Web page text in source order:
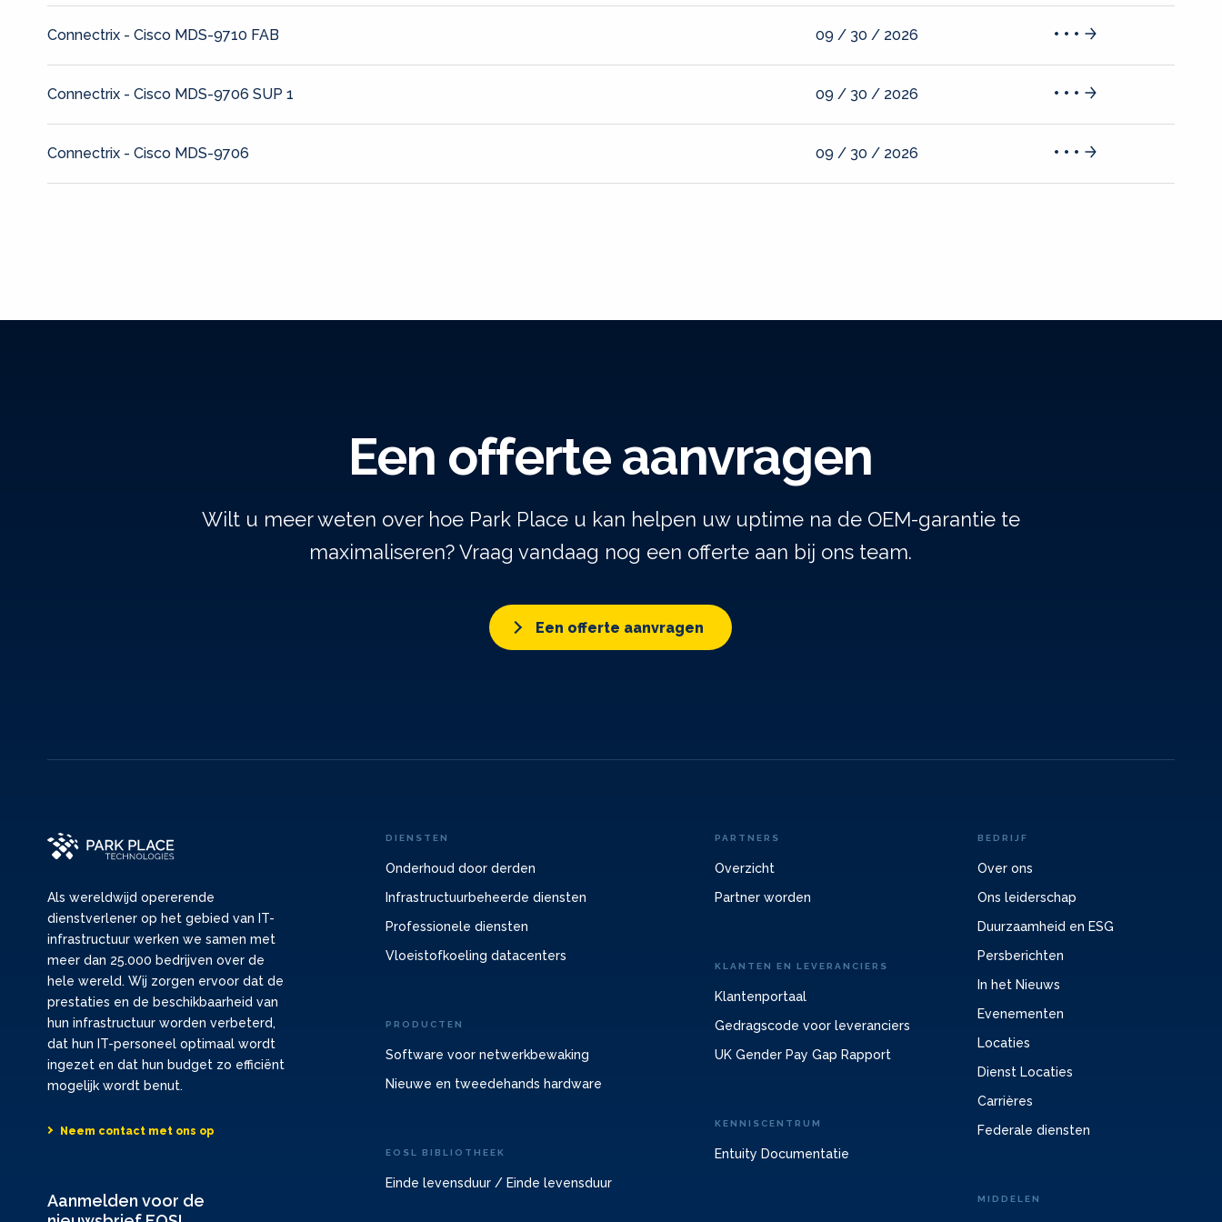
Connectrix - Cisco MDS-9710 FAB 09 / 30 / 2026
Connectrix - Cisco MDS-9706 SUP 1 09 / 30 / 2026
Connectrix - Cisco MDS-9706 09 / 30 / 2026
Een offerte aanvragen
Wilt u meer weten over hoe Park Place u kan helpen uw uptime na de OEM-garantie te
maximaliseren? Vraag vandaag nog een offerte aan bij ons team.
Een offerte aanvragen
Als wereldwijd opererende
dienstverlener op het gebied van IT-
infrastructuur werken we samen met
meer dan 25.000 bedrijven over de
hele wereld. Wij zorgen ervoor dat de
prestaties en de beschikbaarheid van
hun infrastructuur worden verbeterd,
dat hun IT-personeel optimaal wordt
ingezet en dat hun budget zo efficiënt
mogelijk wordt benut.
Neem contact met ons op
Aanmelden voor de
DIENSTEN
Onderhoud door derden
Infrastructuurbeheerde diensten
Professionele diensten
Vloeistofkoeling datacenters
PRODUCTEN
Software voor netwerkbewaking
Nieuwe en tweedehands hardware
EOSL BIBLIOTHEEK
Einde levensduur / Einde levensduur
PARTNERS
Overzicht
Partner worden
KLANTEN EN LEVERANCIERS
Klantenportaal
Gedragscode voor leveranciers
UK Gender Pay Gap Rapport
KENNISCENTRUM
Entuity Documentatie
BEDRIJF
Over ons
Ons leiderschap
Duurzaamheid en ESG
Persberichten
In het Nieuws
Evenementen
Locaties
Dienst Locaties
Carrières
Federale diensten
MIDDELEN